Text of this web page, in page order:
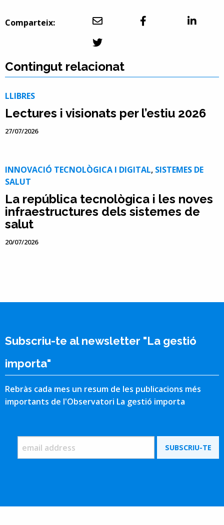
Comparteix:
Contingut relacionat
LLIBRES
Lectures i visionats per l’estiu 2026
27/07/2026
INNOVACIÓ TECNOLÒGICA I DIGITAL, SISTEMES DE
SALUT
La república tecnològica i les noves
infraestructures dels sistemes de
salut
20/07/2026
Subscriu-te al newsletter "La gestió
importa"
Rebràs cada mes un resum de les publicacions més
importants de l'Observatori La gestió importa